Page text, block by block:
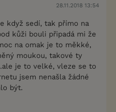
28.11.2018 13:54
když sedí, tak přímo na
kůži bouli připadá mi že
na omak je to měkké,
moukou, takové ty
je to velké, vleze se to
jsem nenašla žádné
být.